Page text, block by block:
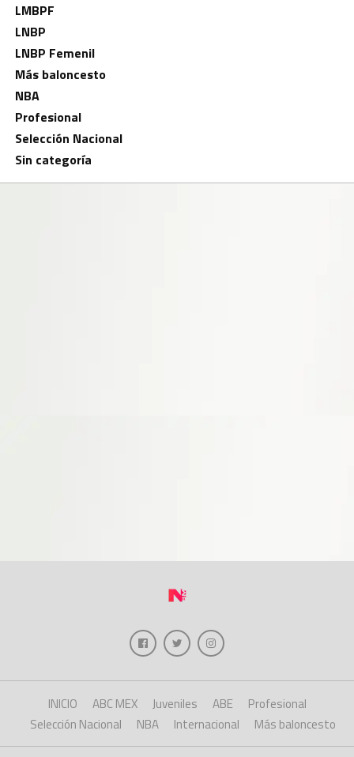
LMBPF
LNBP
LNBP Femenil
Más baloncesto
NBA
Profesional
Selección Nacional
Sin categoría
INICIO ABC MEX Juveniles ABE
Profesional
Selección Nacional
NBA Internacional Más baloncesto